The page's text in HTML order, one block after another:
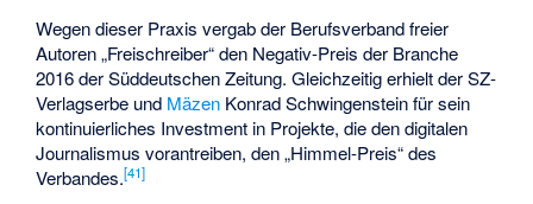
Wegen dieser Praxis vergab der Berufsverband freier
Autoren „Freischreiber“ den Negativ-Preis der Branche
2016 der Süddeutschen Zeitung. Gleichzeitig erhielt der SZ-
Verlagserbe und Mäzen Konrad Schwingenstein für sein
kontinuierliches Investment in Projekte, die den digitalen
Journalismus vorantreiben, den „Himmel-Preis“ des
Verbandes.[41]